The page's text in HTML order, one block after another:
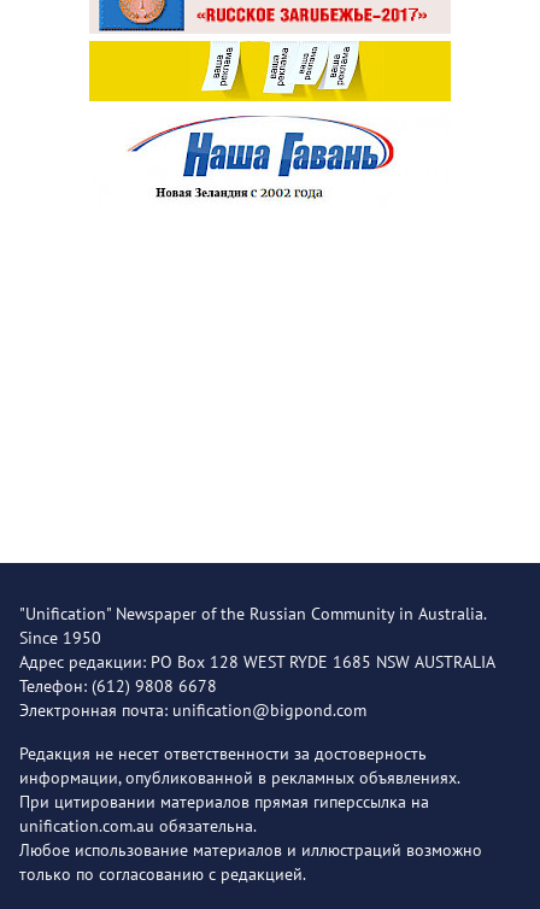
"Unification" Newspaper of the Russian Community in Australia.
Since 1950
Адрес редакции: PO Box 128 WEST RYDE 1685 NSW AUSTRALIA
Телефон: (612) 9808 6678
Электронная почта: unification@bigpond.com
Редакция не несет ответственности за достоверность
информации, опубликованной в рекламных объявлениях.
При цитировании материалов прямая гиперссылка на
unification.com.au обязательна.
Любое использование материалов и иллюстраций возможно
только по согласованию с редакцией.